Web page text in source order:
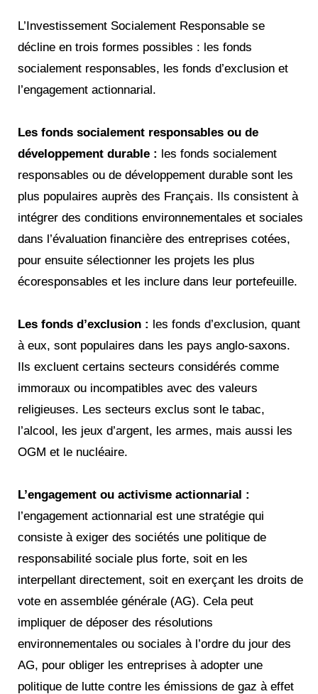
L’Investissement Socialement Responsable se
décline en trois formes possibles : les fonds
socialement responsables, les fonds d’exclusion et
l’engagement actionnarial.
Les fonds socialement responsables ou de
développement durable : les fonds socialement
responsables ou de développement durable sont les
plus populaires auprès des Français. Ils consistent à
intégrer des conditions environnementales et sociales
dans l’évaluation financière des entreprises cotées,
pour ensuite sélectionner les projets les plus
écoresponsables et les inclure dans leur portefeuille.
Les fonds d’exclusion : les fonds d’exclusion, quant
à eux, sont populaires dans les pays anglo-saxons.
Ils excluent certains secteurs considérés comme
immoraux ou incompatibles avec des valeurs
religieuses. Les secteurs exclus sont le tabac,
l’alcool, les jeux d’argent, les armes, mais aussi les
OGM et le nucléaire.
L’engagement ou activisme actionnarial :
l’engagement actionnarial est une stratégie qui
consiste à exiger des sociétés une politique de
responsabilité sociale plus forte, soit en les
interpellant directement, soit en exerçant les droits de
vote en assemblée générale (AG). Cela peut
impliquer de déposer des résolutions
environnementales ou sociales à l’ordre du jour des
AG, pour obliger les entreprises à adopter une
politique de lutte contre les émissions de gaz à effet